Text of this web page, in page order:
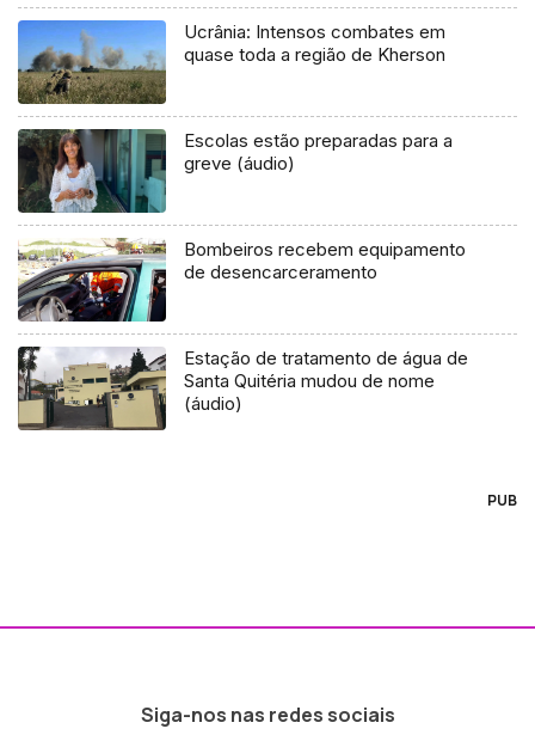
Ucrânia: Intensos combates em
quase toda a região de Kherson
Escolas estão preparadas para a
greve (áudio)
Bombeiros recebem equipamento
de desencarceramento
Estação de tratamento de água de
Santa Quitéria mudou de nome
(áudio)
PUB
Siga-nos nas redes sociais